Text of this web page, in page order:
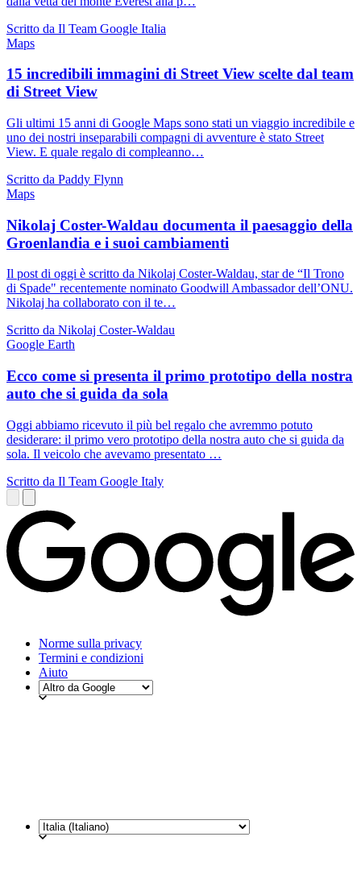
Scritto da Il Team Google Italia
Maps
15 incredibili immagini di Street View scelte dal team
di Street View
Gli ultimi 15 anni di Google Maps sono stati un viaggio incredibile e
uno dei nostri inseparabili compagni di avventure è stato Street
View. E quale regalo di compleanno…
Scritto da Paddy Flynn
Maps
Nikolaj Coster-Waldau documenta il paesaggio della
Groenlandia e i suoi cambiamenti
Il post di oggi è scritto da Nikolaj Coster-Waldau, star de “Il Trono
di Spade" recentemente nominato Goodwill Ambassador dell’ONU.
Nikolaj ha collaborato con il te…
Scritto da Nikolaj Coster-Waldau
Google Earth
Ecco come si presenta il primo prototipo della nostra
auto che si guida da sola
Oggi abbiamo ricevuto il più bel regalo che avremmo potuto
desiderare: il primo vero prototipo della nostra auto che si guida da
sola. Il veicolo che avevamo presentato …
Scritto da Il Team Google Italy
Norme sulla privacy
Termini e condizioni
Aiuto